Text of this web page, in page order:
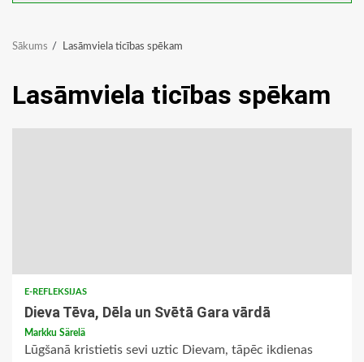
Sākums Lasāmviela ticības spēkam
Lasāmviela ticības spēkam
E-REFLEKSIJAS
Dieva Tēva, Dēla un Svētā Gara vārdā
Markku Särelä
Lūgšanā kristietis sevi uztic Dievam, tāpēc ikdienas